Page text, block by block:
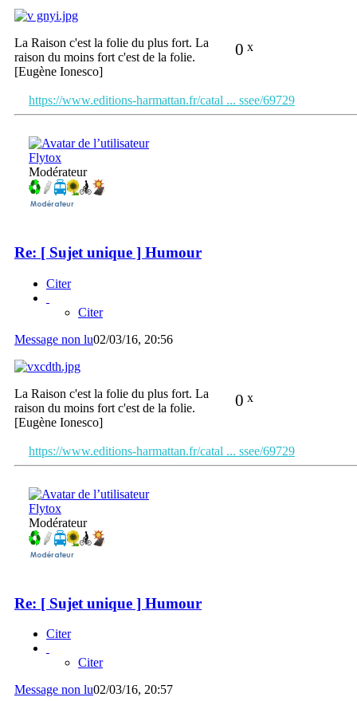
0 x
La Raison c'est la folie du plus fort. La
raison du moins fort c'est de la folie.
[Eugène Ionesco]
https://www.editions-harmattan.fr/catal ... ssee/69729
Flytox
Modérateur
Re: [ Sujet unique ] Humour
Citer
Citer
Message non lu02/03/16, 20:56
0 x
La Raison c'est la folie du plus fort. La
raison du moins fort c'est de la folie.
[Eugène Ionesco]
https://www.editions-harmattan.fr/catal ... ssee/69729
Flytox
Modérateur
Re: [ Sujet unique ] Humour
Citer
Citer
Message non lu02/03/16, 20:57